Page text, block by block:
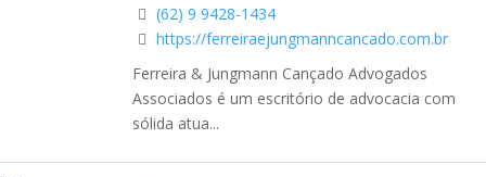
(62) 9 9428-1434
https://ferreiraejungmanncancado.com.br
Ferreira & Jungmann Cançado Advogados
Associados é um escritório de advocacia com
sólida atua...